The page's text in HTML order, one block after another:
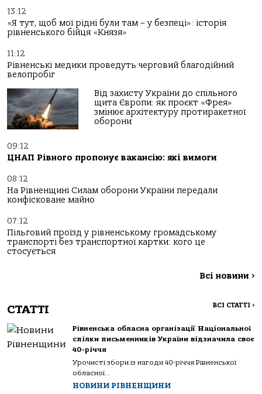
13:12
«Я тут, щоб мої рідні були там – у безпеці»: історія
рівненського бійця «Князя»
11:12
Рівненські медики проведуть черговий благодійний
велопробіг
Від захисту України до спільного
щита Європи: як проєкт «Фрея»
змінює архітектуру протиракетної
оборони
09:12
ЦНАП Рівного пропонує вакансію: які вимоги
08:12
На Рівненщині Силам оборони України передали
конфісковане майно
07:12
Пільговий проїзд у рівненському громадському
транспорті без транспортної картки: кого це
стосується
Всі новини >
СТАТТІ ВСІ СТАТТІ >
Рівненська обласна організації Національної
спілки письменників України відзначила своє
40-річчя
Урочисті збори із нагоди 40-річчя Рівненської
обласної...
НОВИНИ РІВНЕНЩИНИ